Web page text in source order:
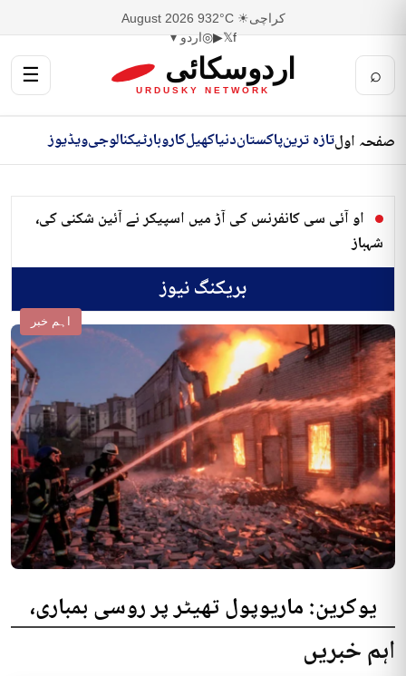
کراچی☀ 32°C
9 August 2026
f
𝕏
▶
◎اردو ▾
⌕ اردوسکائی
URDUSKY NETWORK
☰
صفحہ اولتازہ ترینپاکستاندنیاکھیلکاروبارٹیکنالوجیویڈیوز
او آئی سی کانفرنس کی آڑ میں اسپیکر نے آئین شکنی کی،
شہباز
بریکنگ نیوز
اہم خبر
یوکرین: ماریوپول تھیٹر پر روسی بمباری،
300 افراد کی ہلاکت کا خدشہ
اہم خبریں